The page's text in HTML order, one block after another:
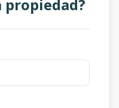
propiedad?